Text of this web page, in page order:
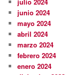
junio 2024
mayo 2024
abril 2024
marzo 2024
febrero 2024
enero 2024